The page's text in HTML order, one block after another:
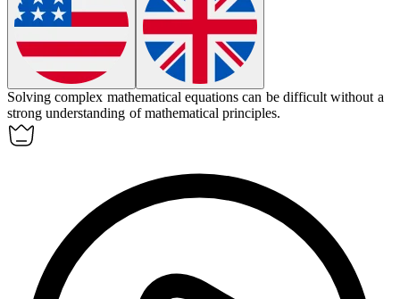
Solving complex mathematical equations can be difficult without a
strong understanding of mathematical principles.